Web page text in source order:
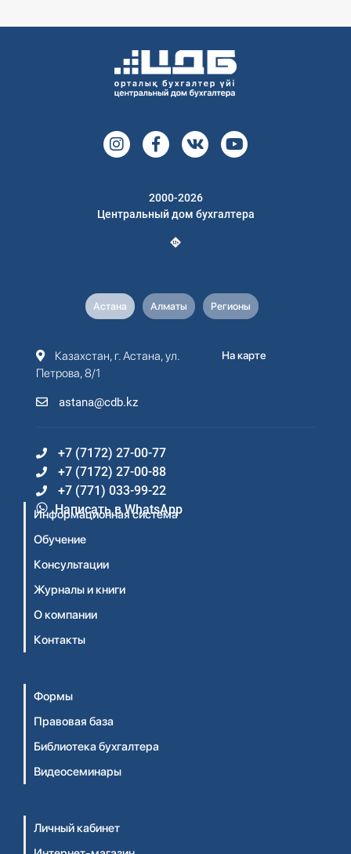
2000-2026
Центральный дом бухгалтера
Астана Алматы Регионы
Казахстан, г. Астана, ул.
Петрова, 8/1
astana@cdb.kz
На карте
+7 (7172) 27-00-77
+7 (7172) 27-00-88
+7 (771) 033-99-22
Написать в WhatsApp
Информационная система
Обучение
Консультации
Журналы и книги
О компании
Контакты
Формы
Правовая база
Библиотека бухгалтера
Видеосеминары
Личный кабинет